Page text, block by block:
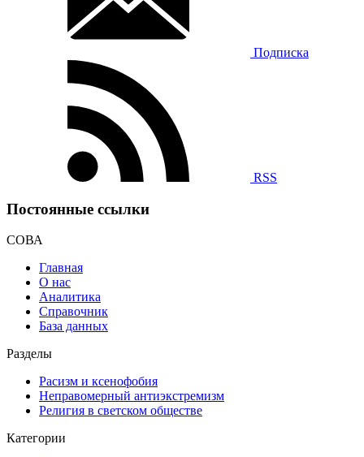
Подписка
RSS
Постоянные ссылки
СОВА
Главная
О нас
Аналитика
Справочник
База данных
Разделы
Расизм и ксенофобия
Неправомерный антиэкстремизм
Религия в светском обществе
Категории